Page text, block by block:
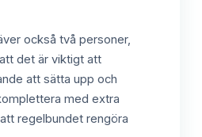
också två personer,
det är viktigt att
att sätta upp och
med extra
regelbundet rengöra